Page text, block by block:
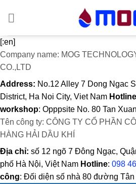
dung
[:en]
Company name: MOG
CO.,LTD
Address: No.12 Alley 7 Dong Ngac
District, Ha Noi City, Viet Nam Hotline
workshop: Opppsite No. 80 Tan
Tên công ty: CÔNG TY CỔ PHẦN
HÀNG HẢI DẦU KHÍ
Địa chỉ: số 12 ngõ 7 Đông Ngạc,
phố Hà Nội, Việt Nam Hotline: 098
công: Đối diện số nhà 80 đường Tân